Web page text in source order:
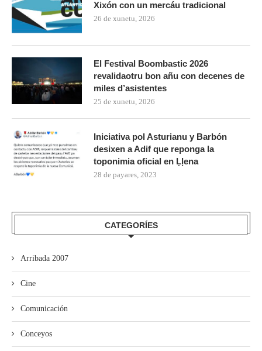
Xixón con un mercáu tradicional
26 de xunetu, 2026
El Festival Boombastic 2026
revalidaotru bon añu con decenes de
miles d’asistentes
25 de xunetu, 2026
Iniciativa pol Asturianu y Barbón
desixen a Adif que reponga la
toponimia oficial en Ḷḷena
28 de payares, 2023
CATEGORÍES
Arribada 2007
Cine
Comunicación
Conceyos